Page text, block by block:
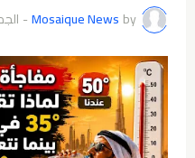
by
Mosaique News
-